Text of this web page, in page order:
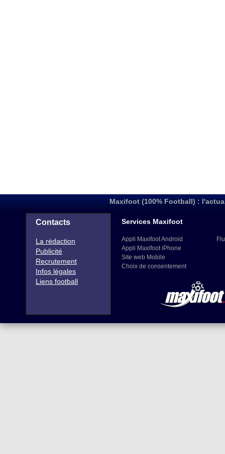
Maxifoot (100% Football) :
Contacts
La rédaction
Publicité
Recrutement
Infos légales
Liens football
Services Maxifoot
Appli Maxifoot Android
Appli Maxifoot iPhone
Site web Mobile
Choix de consentement